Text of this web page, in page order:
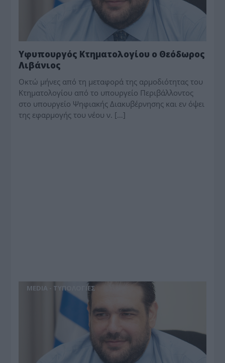
Υφυπουργός Κτηματολογίου ο Θεόδωρος
Λιβάνιος
Οκτώ μήνες από τη μεταφορά της αρμοδιότητας του
Κτηματολογίου από το υπουργείο Περιβάλλοντος
στο υπουργείο Ψηφιακής Διακυβέρνησης και εν όψει
της εφαρμογής του νέου ν. […]
MEDIA - ΤΥΠΟΛΟΓΙΕΣ